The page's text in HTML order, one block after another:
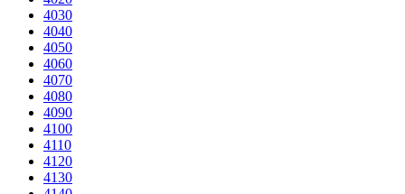
4030
4040
4050
4060
4070
4080
4090
4100
4110
4120
4130